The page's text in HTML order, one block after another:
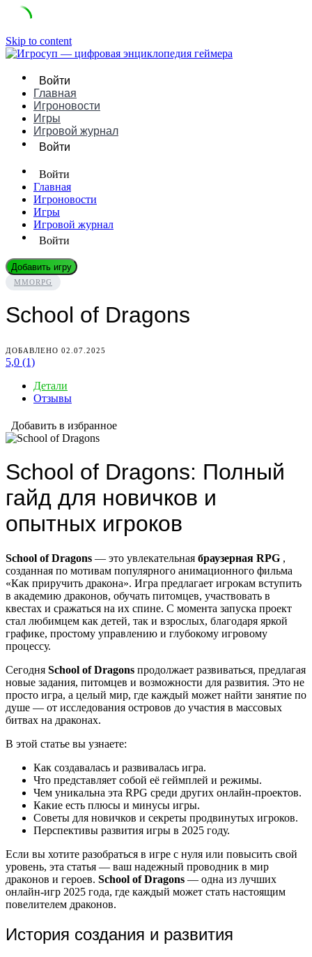
Skip to content
Войти
Главная
Игроновости
Игры
Игровой журнал
Войти
Войти
Главная
Игроновости
Игры
Игровой журнал
Войти
Добавить игру
MMORPG
School of Dragons
ДОБАВЛЕНО 02.07.2025
5,0 (1)
Детали
Отзывы
Добавить в избранное
School of Dragons: Полный
гайд для новичков и
опытных игроков
School of Dragons — это увлекательная браузерная RPG ,
созданная по мотивам популярного анимационного фильма
«Как приручить дракона». Игра предлагает игрокам вступить
в академию драконов, обучать питомцев, участвовать в
квестах и сражаться на их спине. С момента запуска проект
стал любимцем как детей, так и взрослых, благодаря яркой
графике, простому управлению и глубокому игровому
процессу.
Сегодня School of Dragons продолжает развиваться, предлагая
новые задания, питомцев и возможности для развития. Это не
просто игра, а целый мир, где каждый может найти занятие по
душе — от исследования островов до участия в массовых
битвах на драконах.
В этой статье вы узнаете:
Как создавалась и развивалась игра.
Что представляет собой её геймплей и режимы.
Чем уникальна эта RPG среди других онлайн-проектов.
Какие есть плюсы и минусы игры.
Советы для новичков и секреты продвинутых игроков.
Перспективы развития игры в 2025 году.
Если вы хотите разобраться в игре с нуля или повысить свой
уровень, эта статья — ваш надежный проводник в мир
драконов и героев. School of Dragons — одна из лучших
онлайн-игр 2025 года, где каждый может стать настоящим
повелителем драконов.
История создания и развития